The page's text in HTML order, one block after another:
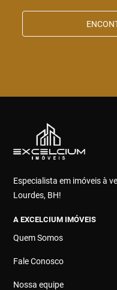
Especialista em imóveis à
Lourdes, BH!
A EXCELCIUM IMÓVEIS
Quem Somos
Fale Conosco
Nossa equipe